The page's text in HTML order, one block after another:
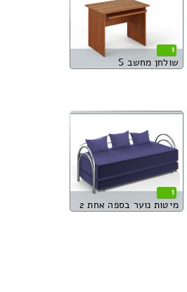
1
שולחן מחשב S
1
מיטות נוער בספה אחת 2